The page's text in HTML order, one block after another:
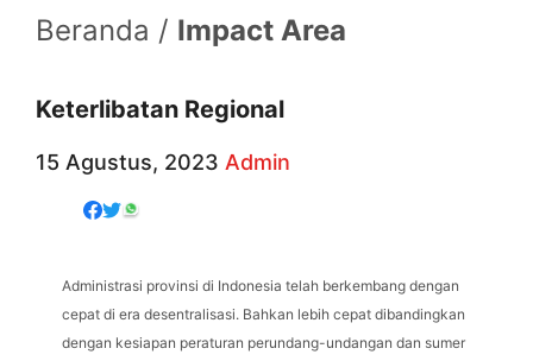
Beranda / Impact Area
Keterlibatan Regional
15 Agustus, 2023 Admin
Administrasi provinsi di Indonesia telah berkembang dengan
cepat di era desentralisasi. Bahkan lebih cepat dibandingkan
dengan kesiapan peraturan perundang-undangan dan sumer